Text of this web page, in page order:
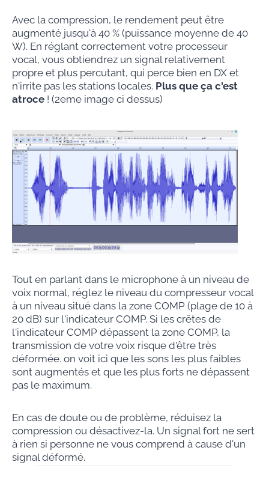
Avec la compression, le rendement peut être
augmenté jusqu'à 40 % (puissance moyenne de 40
W). En réglant correctement votre processeur
vocal, vous obtiendrez un signal relativement
propre et plus percutant, qui perce bien en DX et
n'irrite pas les stations locales. Plus que ça c'est
atroce! (2eme image ci dessus)
Tout en parlant dans le microphone à un niveau de
voix normal, réglez le niveau du compresseur vocal
à un niveau situé dans la zone COMP (plage de 10 à
20 dB) sur l'indicateur COMP. Si les crêtes de
l'indicateur COMP dépassent la zone COMP, la
transmission de votre voix risque d'être très
déformée. on voit ici que les sons les plus faibles
sont augmentés et que les plus forts ne dépassent
pas le maximum.
En cas de doute ou de problème, réduisez la
compression ou désactivez-la. Un signal fort ne sert
à rien si personne ne vous comprend à cause d'un
signal déformé.